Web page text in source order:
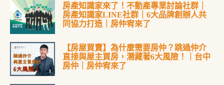
房產知識家來了！不動產專業討論社群｜
房產知識家LINE社群｜6大品牌創辦人共
同協力打造｜房仲宥來了
【房屋買賣】為什麼需要房仲？跳過仲介
直接與屋主買房，潛藏著6大風險！｜台中
房仲｜房仲宥來了